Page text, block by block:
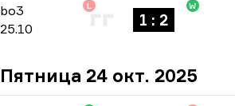
bo3 Group Stage
bo3
25.10
L
1 : 2
W
Пятница 24 окт. 2025